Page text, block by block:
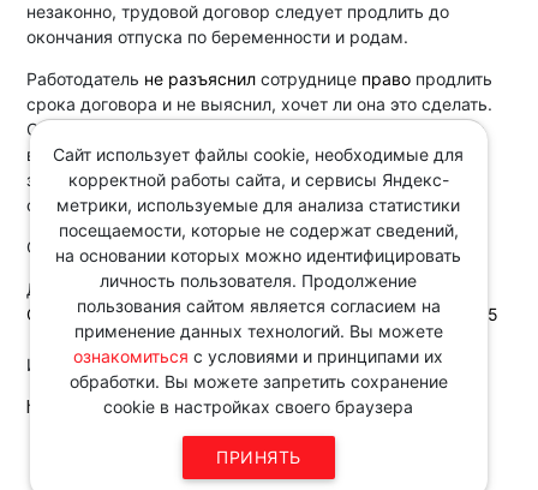
незаконно, трудовой договор следует продлить до
окончания отпуска по беременности и родам.
Работодатель не разъяснилсотруднице правопродлить
срока договора и не выяснил, хочет ли она это сделать.
Суды также приняли во внимание, что работница из-за
временной нетрудоспособности не смогла подать
заявление вовремя. Злоупотребления правом с ее
стороныне было.
Отметим, практика на этот счет неоднозначна .
Документ:
Определение 3-го КСОЮ от 21.05.2025 N 88-10074/2025
Источник:
http://www.consultant.ru/
Сайт использует файлы cookie, необходимые для
корректной работы сайта, и сервисы Яндекс-
метрики, используемые для анализа статистики
посещаемости, которые не содержат сведений,
на основании которых можно идентифицировать
личность пользователя. Продолжение
пользования сайтом является согласием на
применение данных технологий. Вы можете
ознакомиться с условиями и принципами их
обработки. Вы можете запретить сохранение
cookie в настройках своего браузера
ПРИНЯТЬ
Звоните по телефону в рабочие
дни с 9:00 до 18:00